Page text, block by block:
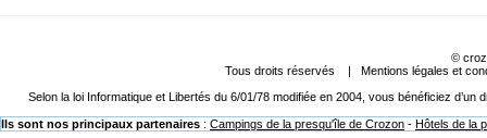
©
Tous droits réservés | Mentions légales et
Selon la loi Informatique et Libertés du 6/01/78 modifiée en 2004, vous bénéficiez
Ils sont nos principaux partenaires : Campings de la presqu'île de Crozon - Hôtels de la